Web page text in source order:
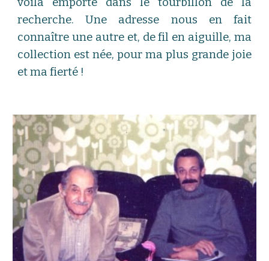
recherche. Une adresse nous en fait
connaître une autre et, de fil en aiguille, ma
collection est née, pour ma plus grande joie
et ma fierté !